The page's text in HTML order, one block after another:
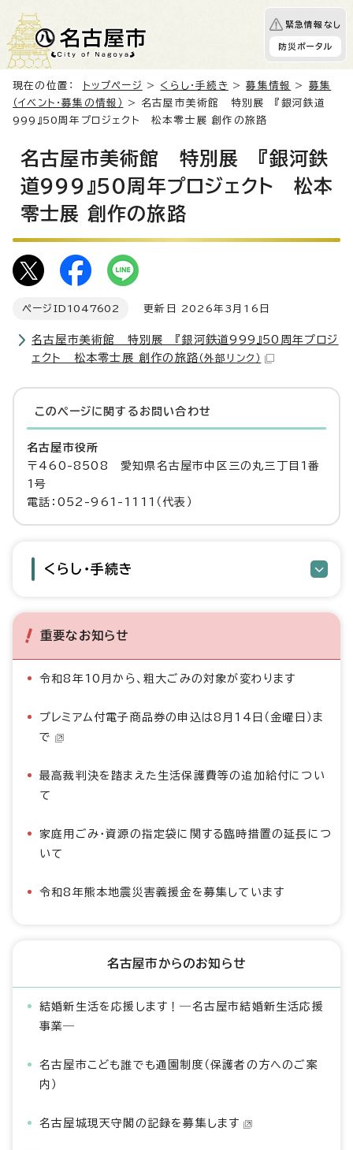
緊急情報なし
防災ポータル
現在の位置： トップページ > くらし・手続き >募集情報 > 募集
（イベント・募集の情報）
> 名古屋市美術館 特別展 『銀河鉄道
999』50周年プロジェクト 松本零士展 創作の旅路
名古屋市美術館 特別展 『銀河鉄
道999』50周年プロジェクト 松本
零士展 創作の旅路
ページID 1047602 更新日 2026年3月16日
名古屋市美術館 特別展 『銀河鉄道999』50周年プロジ
ェクト 松本零士展 創作の旅路 （外部リンク）
このページに関する お問い合わせ
名古屋市役所
〒460-8508 愛知県名古屋市中区三の丸三丁目1番
1号
電話：052-961-1111（代表）
くらし・手続き
重要なお知らせ
令和8年10月から、粗大ごみの対象が変わります
プレミアム付電子商品券の申込は8月14日（金曜日）ま
で
最高裁判決を踏まえた生活保護費等の追加給付につい
て
家庭用ごみ・資源の指定袋に関する臨時措置の延長につ
いて
令和8年熊本地震災害義援金を募集しています
名古屋市からのお知らせ
結婚新生活を応援します！―名古屋市結婚新生活応援
事業―
名古屋市こども誰でも通園制度（保護者の方へのご案
内）
名古屋城現天守閣の記録を募集します